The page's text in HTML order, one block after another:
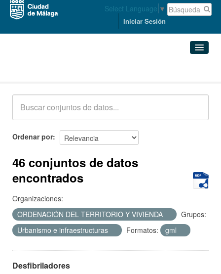
Select Language ▼
Iniciar Sesión
Acerca de
Ordenar por
46 conjuntos de datos
encontrados
Organizaciones:
ORDENACIÓN DEL TERRITORIO Y VIVIENDA
Grupos:
Urbanismo e infraestructuras
Formatos: gml
Desfibriladores